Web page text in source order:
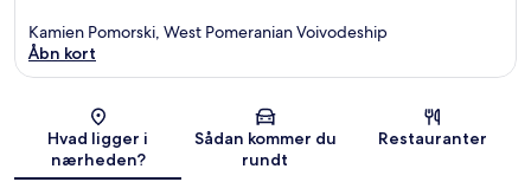
Kort
Kamien Pomorski, West Pomeranian Voivodeship
Åbn kort
Hvad ligger i
nærheden?
Sådan kommer du
rundt
Restauranter